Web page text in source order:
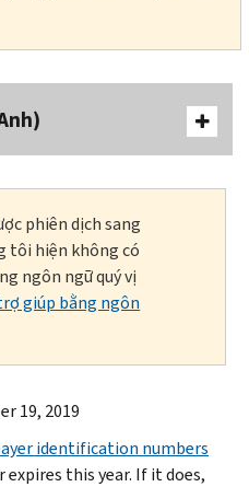
phiên dịch sang
tôi hiện không có
ngôn ngữ quý vị
giúp bằng ngôn
19, 2019
identification numbers
this year. If it does,